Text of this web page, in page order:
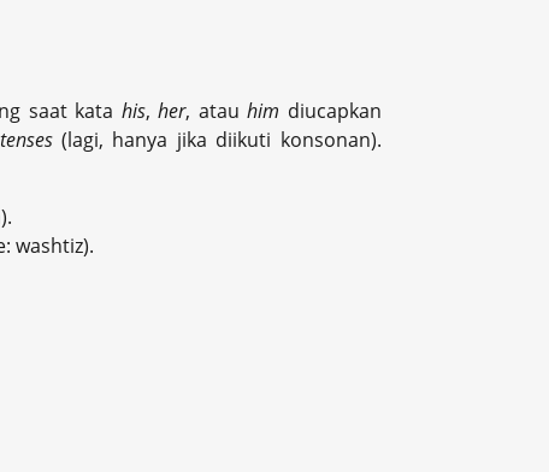
saat kata his,her, atauhim diucapkan
(lagi, hanya jika diikuti konsonan).
washtiz).